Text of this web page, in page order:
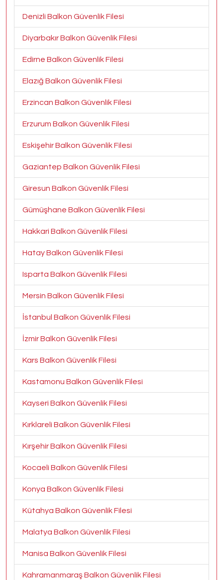
Denizli Balkon Güvenlik Filesi
Diyarbakır Balkon Güvenlik Filesi
Edirne Balkon Güvenlik Filesi
Elazığ Balkon Güvenlik Filesi
Erzincan Balkon Güvenlik Filesi
Erzurum Balkon Güvenlik Filesi
Eskişehir Balkon Güvenlik Filesi
Gaziantep Balkon Güvenlik Filesi
Giresun Balkon Güvenlik Filesi
Gümüşhane Balkon Güvenlik Filesi
Hakkari Balkon Güvenlik Filesi
Hatay Balkon Güvenlik Filesi
Isparta Balkon Güvenlik Filesi
Mersin Balkon Güvenlik Filesi
İstanbul Balkon Güvenlik Filesi
İzmir Balkon Güvenlik Filesi
Kars Balkon Güvenlik Filesi
Kastamonu Balkon Güvenlik Filesi
Kayseri Balkon Güvenlik Filesi
Kırklareli Balkon Güvenlik Filesi
Kırşehir Balkon Güvenlik Filesi
Kocaeli Balkon Güvenlik Filesi
Konya Balkon Güvenlik Filesi
Kütahya Balkon Güvenlik Filesi
Malatya Balkon Güvenlik Filesi
Manisa Balkon Güvenlik Filesi
Kahramanmaraş Balkon Güvenlik Filesi